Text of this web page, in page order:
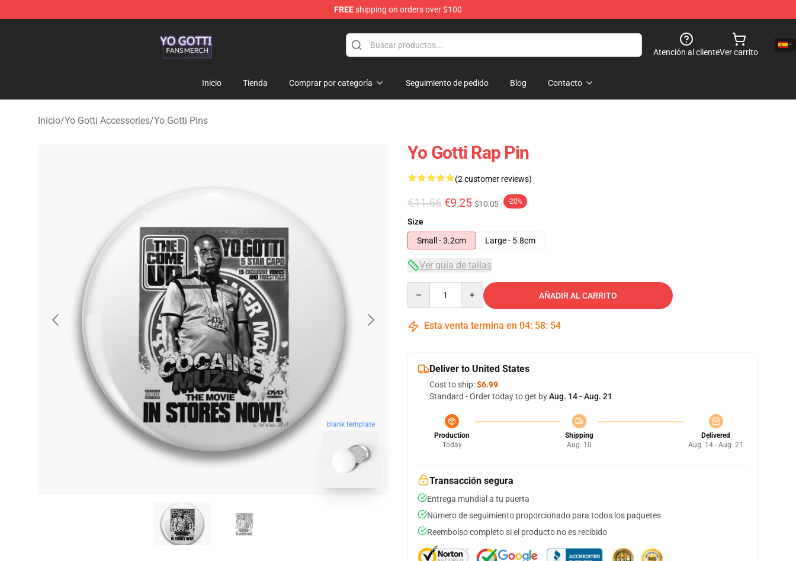
FREEshipping on orders over $100
Atención al clienteVer carrito
Inicio Tienda Comprar por categoría Seguimiento de pedido Blog Contacto
Inicio/Yo Gotti Accessories/Yo Gotti Pins
blank template
Yo Gotti Rap Pin
(2 customer reviews)
€11.56 €9.25 $10.05 -20%
Size
Small - 3.2cm
Large - 5.8cm
Ver guía de tallas
AÑADIR AL CARRITO
Esta venta termina en 04: 58: 54
Deliver to United States
Cost to ship:$6.99
Standard - Order today to get byAug. 14 - Aug. 21
Production
Today
Shipping
Aug. 10
Delivered
Aug. 14 - Aug. 21
Transacción segura
Entrega mundial a tu puerta
Número de seguimiento proporcionado para todos los paquetes
Reembolso completo si el producto no es recibido